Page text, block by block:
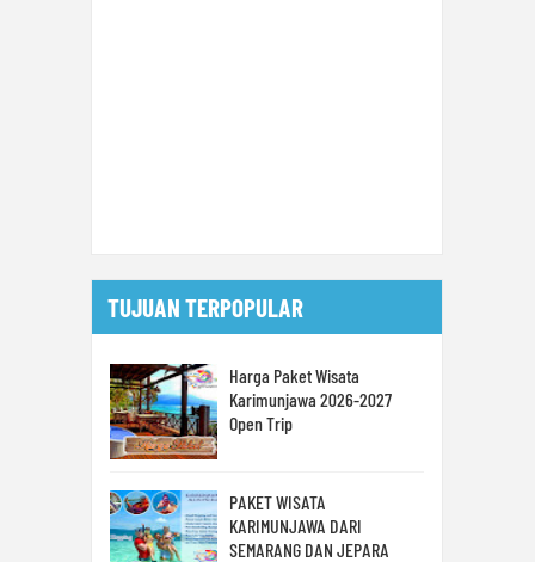
TUJUAN TERPOPULAR
Harga Paket Wisata
Karimunjawa 2026-2027
Open Trip
PAKET WISATA
KARIMUNJAWA DARI
SEMARANG DAN JEPARA